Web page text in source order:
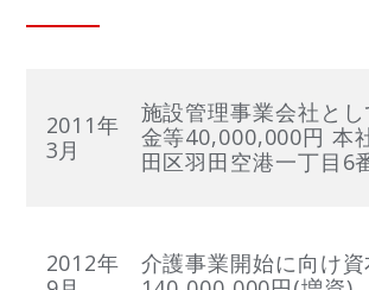
2011年
3月
施設管理事業会社と
金等40,000,000円 本
田区羽田空港一丁目6
2012年
介護事業開始に向け